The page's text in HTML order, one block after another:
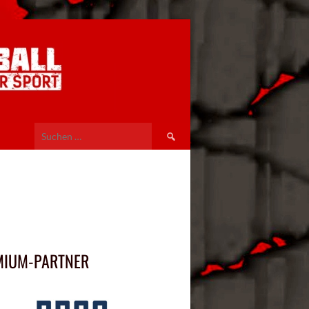
Suchen
nach:
PARTNER